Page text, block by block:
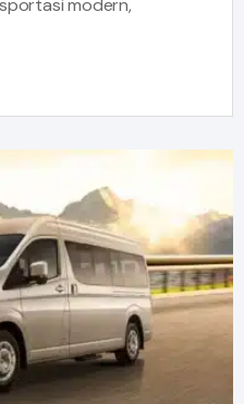
modern,